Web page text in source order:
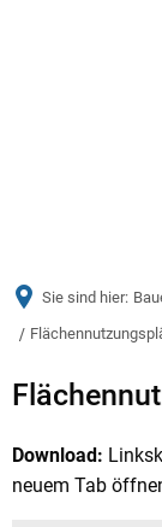
Sie sind hier:
Download:
neuem Tab